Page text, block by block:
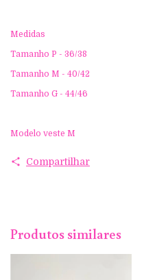
Medidas
Tamanho P - 36/38
Tamanho M - 40/42
Tamanho G - 44/46
Modelo veste M
Compartilhar
Produtos similares